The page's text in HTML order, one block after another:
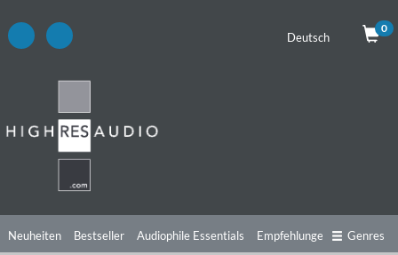
Deutsch
0
Neuheiten Bestseller Audiophile Essentials Empfehlungen Genres